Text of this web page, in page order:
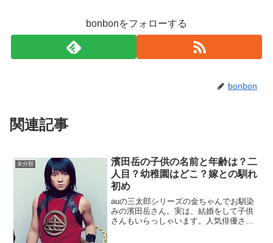
bonbonをフォローする
bonbon
関連記事
未分類
濱田岳の子供の名前と年齢は？二
人目？幼稚園はどこ？嫁との馴れ
初め
auの三太郎シリーズの金ちゃんでお馴染
みの濱田岳さん。実は、結婚をして子供
さんもいらっしゃいます。人気俳優さん